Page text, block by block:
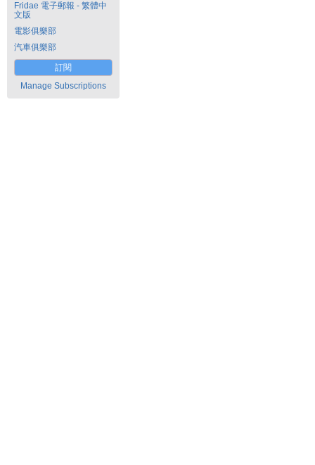
Fridae 電子郵報 - 繁體中
文版
電影俱樂部
汽車俱樂部
訂閱
Manage Subscriptions